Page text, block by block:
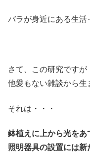
バラが身近にある生活
さて、この研究ですが
他愛もない雑談から生
それは・・・
鉢植えに上から光をあ
照明器具の設置には新